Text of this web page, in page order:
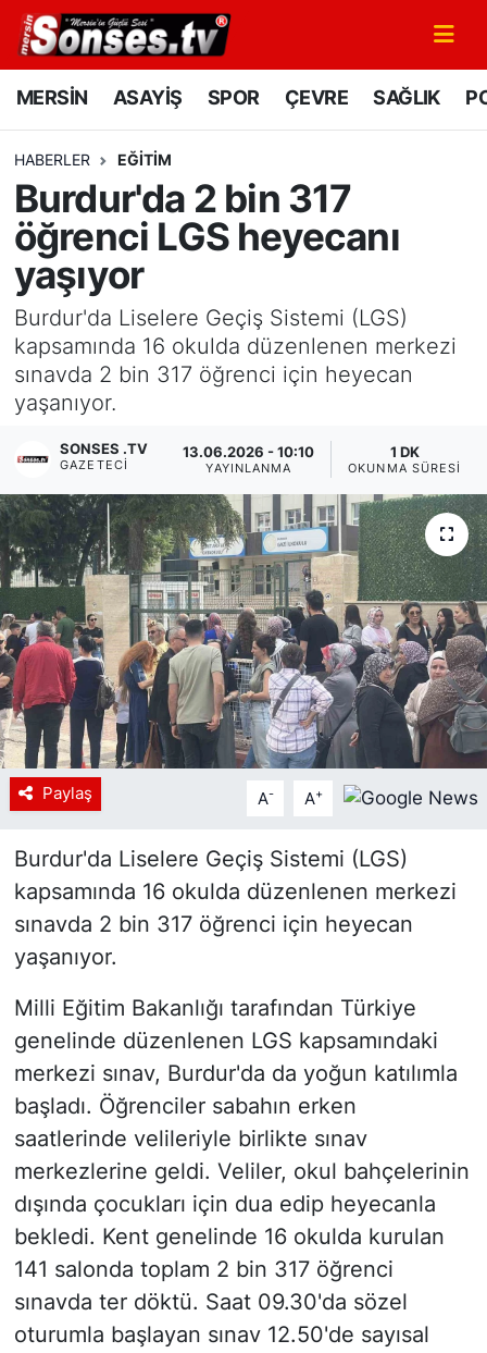
MERSİN ASAYİŞ SPOR ÇEVRE SAĞLIK
HABERLER EĞİTİM
Burdur'da 2 bin 317
öğrenci LGS heyecanı
yaşıyor
Burdur'da Liselere Geçiş Sistemi (LGS)
kapsamında 16 okulda düzenlenen merkezi
sınavda 2 bin 317 öğrenci için heyecan
yaşanıyor.
SONSES .TV
GAZETECI
13.06.2026 - 10:10
YAYINLANMA
1 DK
OKUNMA SÜRESI
Paylaş A- A+
Burdur'da Liselere Geçiş Sistemi (LGS)
kapsamında 16 okulda düzenlenen merkezi
sınavda 2 bin 317 öğrenci için heyecan
yaşanıyor.
Milli Eğitim Bakanlığı tarafından Türkiye
genelinde düzenlenen LGS kapsamındaki
merkezi sınav, Burdur'da da yoğun katılımla
başladı. Öğrenciler sabahın erken
saatlerinde velileriyle birlikte sınav
merkezlerine geldi. Veliler, okul bahçelerinin
dışında çocukları için dua edip heyecanla
bekledi. Kent genelinde 16 okulda kurulan
141 salonda toplam 2 bin 317 öğrenci
sınavda ter döktü. Saat 09.30'da sözel
oturumla başlayan sınav 12.50'de sayısal
MERSİN
SPOR
GÜNÜN MANŞETİ
DÜNYA
KÜLTÜR - SANAT
MAGAZİN
SAĞLIK
Siyaset
YEREL HABER
Haberde insan
Tanıtım
Mersin Nöbetçi Eczaneler
Mersin Namaz Vakitleri
Mersin Trafik Yoğunluk Haritası
Süper Lig Puan Durumu ve Fikstür
Tüm Manşetler
Son Dakika Haberleri
Haber Arşivi